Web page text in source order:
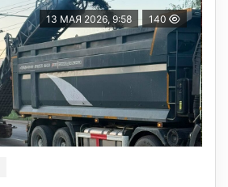
13 МАЯ 2026, 9:58 140